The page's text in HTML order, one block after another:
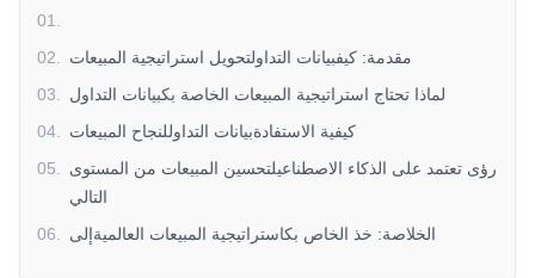
01
02
مقدمة: كيفبيانات التداولتحويل استراتيجية المبيعات
03
لماذا تحتاج استراتيجية المبيعات الخاصة بكبيانات التداول
04
كيفية الاستفادةبيانات التداوللنجاح المبيعات
05
رؤى تعتمد على الذكاء الاصطناعيلتحسين المبيعات من المستوى
التالي
06
الخلاصة: خذ الخاص بكاستراتيجية المبيعات العالميةإلى